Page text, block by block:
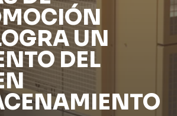
UN
DEL